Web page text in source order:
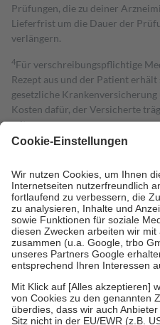
Prüfungen, die zu deiner
Lieferfrist um die Dauer der
verlängern.
4Für verschreibungspflichtige
Rezept aus und der Patient
gesetzliche
Kosten dafür, der Versicherte
mit.
Grundsätzlich leisten Mitglieder
höchstens zehn Euro.
Es sind
Kosten der Leistung zu
Diese Regeln gelten
Bei Heilmitteln und häuslicher
Zuzahlung zehn Prozent der
Verordnung.
Um das Engagement der
stärken und die besondere
fallenkeine Zuzahlungenan bei:
• Kindern und Jugendlichen bis
mit Ausnahme der Fahrkosten